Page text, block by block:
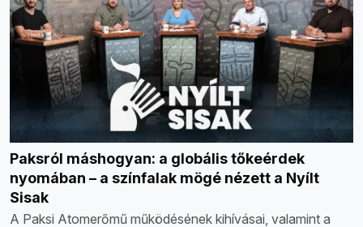
Paksról máshogyan: a globális tőkeérdek
nyomában – a színfalak mögé nézett a Nyílt
Sisak
A Paksi Atomerőmű működésének kihívásai, valamint a